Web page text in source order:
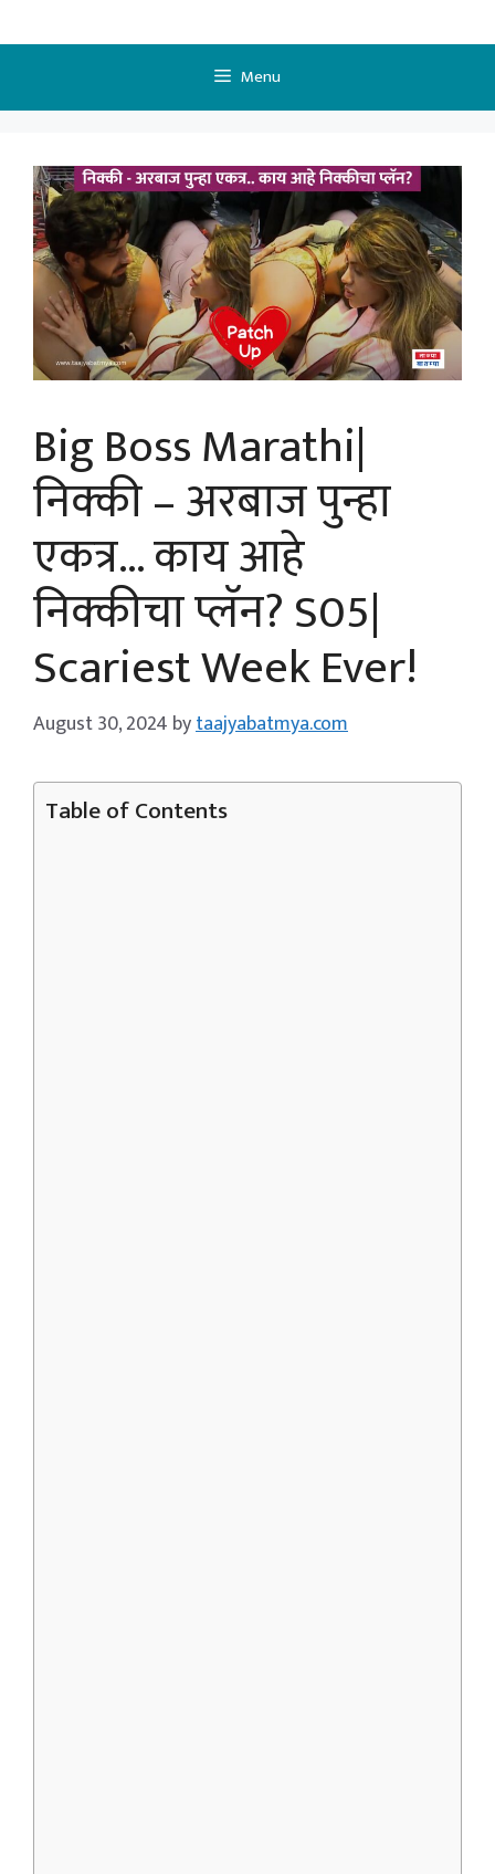
to
Menu
Big Boss Marathi|
निक्की – अरबाज पुन्हा
एकत्र… काय आहे
निक्कीचा प्लॅन? S05|
Scariest Week Ever!
August 30, 2024 bytaajyabatmya.com
Table of Contents